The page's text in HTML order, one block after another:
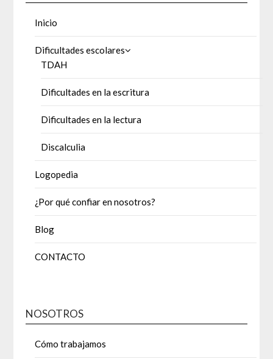
Inicio
Dificultades escolares
TDAH
Dificultades en la escritura
Dificultades en la lectura
Discalculia
Logopedia
¿Por qué confiar en nosotros?
Blog
CONTACTO
NOSOTROS
Cómo trabajamos